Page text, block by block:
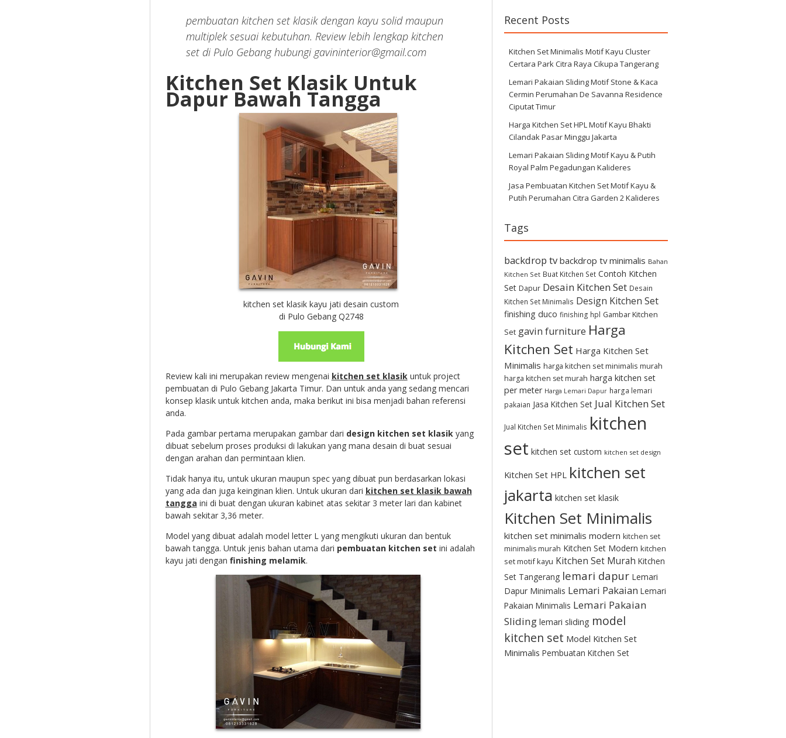
pembuatan kitchen set klasik dengan kayu solid maupun
multiplek sesuai kebutuhan. Review lebih lengkap kitchen
set di Pulo Gebang hubungi gavininterior@gmail.com
Kitchen Set Klasik Untuk
Dapur Bawah Tangga
kitchen set klasik kayu jati desain custom
di Pulo Gebang Q2748
Review kali ini merupakan review mengenai kitchen set klasikuntuk project
pembuatan di Pulo Gebang Jakarta Timur. Dan untuk anda yang sedang mencari
konsep klasik untuk kitchen anda, maka berikut ini bisa menjadi bahan referensi
anda.
Pada gambar pertama merupakan gambar dari design kitchen set klasikyang
dibuat sebelum proses produksi di lakukan yang mana desain di buat sesuai
dengan arahan dan permintaan klien.
Tidak hanya itu, untuk ukuran maupun spec yang dibuat pun berdasarkan lokasi
yang ada dan juga keinginan klien. Untuk ukuran dari kitchen set klasik bawah
tangga ini di buat dengan ukuran kabinet atas sekitar 3 meter lari dan kabinet
bawah sekitar 3,36 meter.
Model yang dibuat adalah model letter L yang mengikuti ukuran dan bentuk
bawah tangga. Untuk jenis bahan utama dari pembuatan kitchen set ini adalah
kayu jati dengan finishing melamik.
Recent Posts
Kitchen Set Minimalis Motif Kayu Cluster
Certara Park Citra Raya Cikupa Tangerang
Lemari Pakaian Sliding Motif Stone & Kaca
Cermin Perumahan De Savanna Residence
Ciputat Timur
Harga Kitchen Set HPL Motif Kayu Bhakti
Cilandak Pasar Minggu Jakarta
Lemari Pakaian Sliding Motif Kayu & Putih
Royal Palm Pegadungan Kalideres
Jasa Pembuatan Kitchen Set Motif Kayu &
Putih Perumahan Citra Garden 2 Kalideres
Tags
backdrop tv backdrop tv minimalis Bahan
Kitchen Set Buat Kitchen Set Contoh Kitchen
Set Dapur Desain Kitchen Set Desain
Kitchen Set Minimalis Design Kitchen Set
finishing duco finishing hpl Gambar Kitchen
Set gavin furniture Harga
Kitchen Set Harga Kitchen Set
Minimalis harga kitchen set minimalis murah
harga kitchen set murah harga kitchen set
per meter Harga Lemari Dapur harga lemari
pakaian Jasa Kitchen Set Jual Kitchen Set
Jual Kitchen Set Minimalis kitchen
set kitchen set custom kitchen set design
Kitchen Set HPL kitchen set
jakarta kitchen set klasik
Kitchen Set Minimalis
kitchen set minimalis modern kitchen set
minimalis murah Kitchen Set Modern kitchen
set motif kayu Kitchen Set Murah Kitchen
Set Tangerang lemari dapur Lemari
Dapur Minimalis Lemari Pakaian Lemari
Pakaian Minimalis Lemari Pakaian
Sliding lemari sliding model
kitchen set Model Kitchen Set
Minimalis Pembuatan Kitchen Set